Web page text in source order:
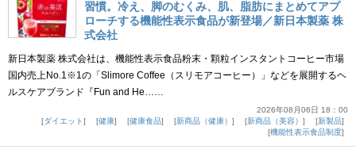
習慣。冷え、脚のむくみ、肌、脂肪にまとめてアプ
ローチする機能性表示食品が新登場／新日本製薬 株
式会社
新日本製薬 株式会社は、機能性表示食品粉末・顆粒インスタントコーヒー市場
国内売上No.1※1の「Slimore Coffee（スリモアコーヒー）」などを展開するヘ
ルスケアブランド『Fun and He……
2026年08月06日 18：00
ダイエット
健康 健康食品 新商品（健康） 新商品（美容）
新製品
機能性表示食品制度